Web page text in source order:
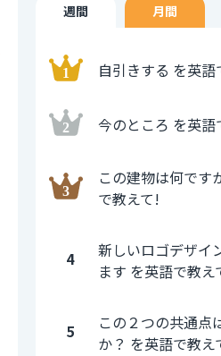
週間 月間
自引きする を英
今のところ を英語
この建物は何です
で教えて!
4
新しいロゴデザイ
ます を英語で教え
5
この２つの共通点
か？ を英語で教え